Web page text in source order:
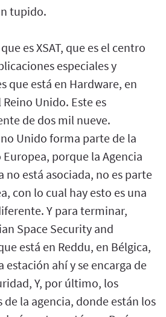
tupido.
es XSAT, que es el centro
especiales y
que está en Hardware, en
Unido. Este es
de dos mil nueve.
Unido forma parte de la
Europea, porque la Agencia
no está asociada, no es parte
con lo cual hay esto es una
Y para terminar,
Space Security and
está en Reddu, en Bélgica,
ahí y se encarga de
Y, por último, los
de la agencia, donde están los